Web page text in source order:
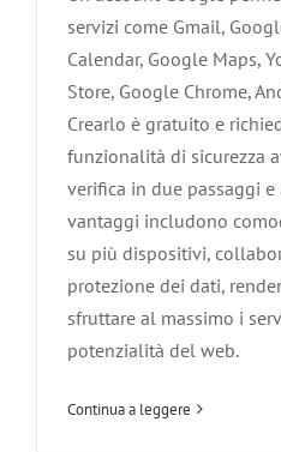
servizi come Gmail,
Calendar, Google Maps,
Store, Google Chrome,
Crearlo è gratuito e
funzionalità di sicurezza
verifica in due passaggi
vantaggi includono
su più dispositivi,
protezione dei dati,
sfruttare al massimo i
potenzialità del web.
Continua a leggere
Agliana Attività per rendere
Nostre Tecnologie